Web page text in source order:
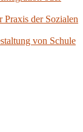
Praxis der Sozialen
von Schule